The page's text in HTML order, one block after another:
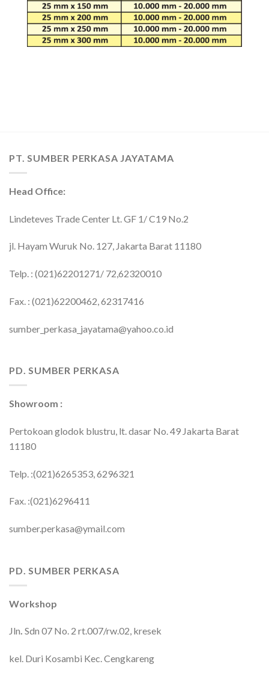
PT. SUMBER PERKASA JAYATAMA
Head Office:
Lindeteves Trade Center Lt. GF 1/ C19 No.2
jl. Hayam Wuruk No. 127, Jakarta Barat 11180
Telp. : (021)62201271/ 72,62320010
Fax. : (021)62200462, 62317416
sumber_perkasa_jayatama@yahoo.co.id
PD. SUMBER PERKASA
Showroom :
Pertokoan glodok blustru, lt. dasar No. 49 Jakarta Barat
11180
Telp. :(021)6265353, 6296321
Fax. :(021)6296411
sumber.perkasa@ymail.com
PD. SUMBER PERKASA
Workshop
Jln. Sdn 07 No. 2 rt.007/rw.02, kresek
kel. Duri Kosambi Kec. Cengkareng